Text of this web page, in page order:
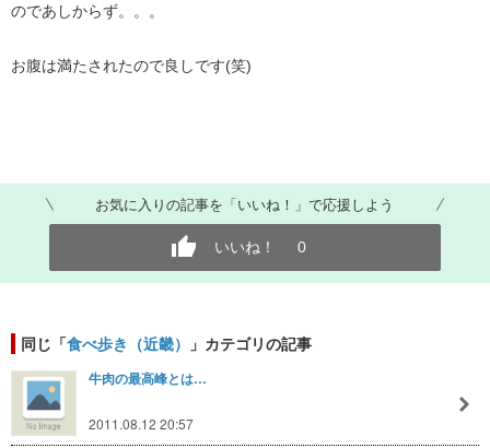
のであしからず。。。
お腹は満たされたので良しです(笑)
お気に入りの記事を「いいね！」で応援しよう
いいね！ 0
同じ「食べ歩き（近畿） 」カテゴリの記事
牛肉の最高峰とは…
2011.08.12 20:57